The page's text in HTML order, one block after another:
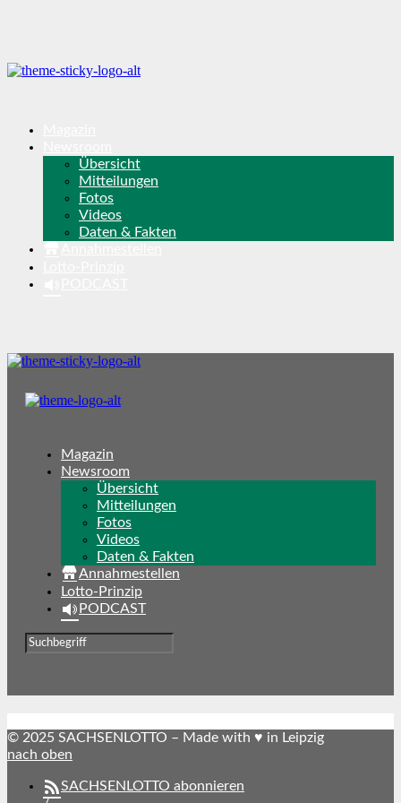
Übersicht
Mitteilungen
Fotos
Videos
Daten & Fakten
Magazin
Newsroom
Übersicht
Mitteilungen
Fotos
Videos
Daten & Fakten
Annahmestellen
Lotto-Prinzip
PODCAST
© 2025 SACHSENLOTTO – Made with ♥ in Leipzig
nach oben
SACHSENLOTTO abonnieren